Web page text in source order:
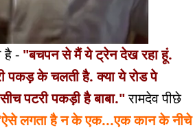
है - "बचपन से मैं ये ट्रेन देख रहा हूं.
पकड़ के चलती है. क्या ये रोड पे
पटरी पकड़ी है बाबा."रामदेव पीछे
लगता है न के एक...एक कान के नीचे